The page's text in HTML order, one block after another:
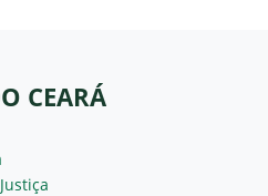
CEARÁ